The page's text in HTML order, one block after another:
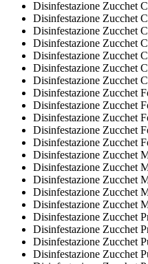
Disinfestazione Zucchet
Disinfestazione Zucchet
Disinfestazione Zucchet
Disinfestazione Zucchet
Disinfestazione Zucchet
Disinfestazione Zucchet
Disinfestazione Zucchet
Disinfestazione Zucchet
Disinfestazione Zucchet
Disinfestazione Zucchet
Disinfestazione Zucchet
Disinfestazione Zucchet
Disinfestazione Zucchet
Disinfestazione Zucchet
Disinfestazione Zucchet
Disinfestazione Zucchet
Disinfestazione Zucchet
Disinfestazione Zucchet
Disinfestazione Zucchet
Disinfestazione Zucchet
Disinfestazione Zucchet